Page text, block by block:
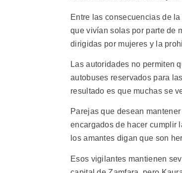
Entre las consecuencias de
que vivían solas por parte de
dirigidas por mujeres y la
Las autoridades no permiten
autobuses reservados para
resultado es que muchas se
Parejas que desean
encargados de hacer cumplir
los amantes digan que son
Esos vigilantes mantienen